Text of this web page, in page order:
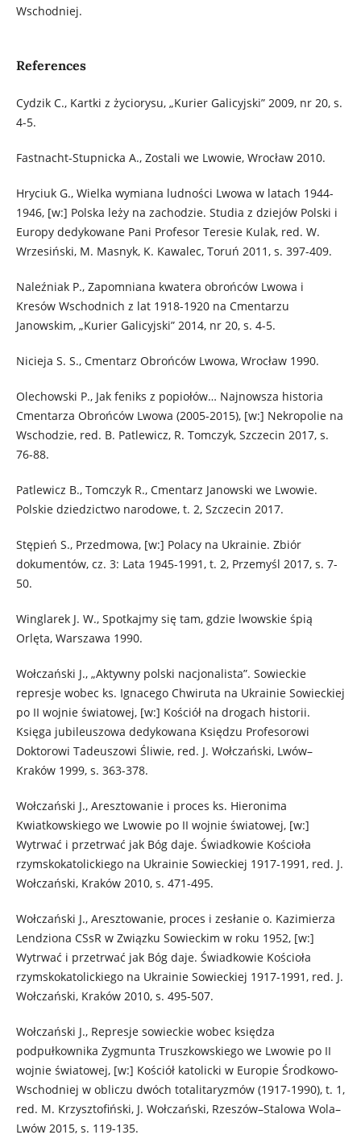
Wschodniej.
References
Cydzik C., Kartki z życiorysu, „Kurier Galicyjski” 2009, nr 20, s.
4-5.
Fastnacht-Stupnicka A., Zostali we Lwowie, Wrocław 2010.
Hryciuk G., Wielka wymiana ludności Lwowa w latach 1944-
1946, [w:] Polska leży na zachodzie. Studia z dziejów Polski i
Europy dedykowane Pani Profesor Teresie Kulak, red. W.
Wrzesiński, M. Masnyk, K. Kawalec, Toruń 2011, s. 397-409.
Naleźniak P., Zapomniana kwatera obrońców Lwowa i
Kresów Wschodnich z lat 1918-1920 na Cmentarzu
Janowskim, „Kurier Galicyjski” 2014, nr 20, s. 4-5.
Nicieja S. S., Cmentarz Obrońców Lwowa, Wrocław 1990.
Olechowski P., Jak feniks z popiołów… Najnowsza historia
Cmentarza Obrońców Lwowa (2005-2015), [w:] Nekropolie na
Wschodzie, red. B. Patlewicz, R. Tomczyk, Szczecin 2017, s.
76-88.
Patlewicz B., Tomczyk R., Cmentarz Janowski we Lwowie.
Polskie dziedzictwo narodowe, t. 2, Szczecin 2017.
Stępień S., Przedmowa, [w:] Polacy na Ukrainie. Zbiór
dokumentów, cz. 3: Lata 1945-1991, t. 2, Przemyśl 2017, s. 7-
50.
Winglarek J. W., Spotkajmy się tam, gdzie lwowskie śpią
Orlęta, Warszawa 1990.
Wołczański J., „Aktywny polski nacjonalista”. Sowieckie
represje wobec ks. Ignacego Chwiruta na Ukrainie Sowieckiej
po II wojnie światowej, [w:] Kościół na drogach historii.
Księga jubileuszowa dedykowana Księdzu Profesorowi
Doktorowi Tadeuszowi Śliwie, red. J. Wołczański, Lwów–
Kraków 1999, s. 363-378.
Wołczański J., Aresztowanie i proces ks. Hieronima
Kwiatkowskiego we Lwowie po II wojnie światowej, [w:]
Wytrwać i przetrwać jak Bóg daje. Świadkowie Kościoła
rzymskokatolickiego na Ukrainie Sowieckiej 1917-1991, red. J.
Wołczański, Kraków 2010, s. 471-495.
Wołczański J., Aresztowanie, proces i zesłanie o. Kazimierza
Lendziona CSsR w Związku Sowieckim w roku 1952, [w:]
Wytrwać i przetrwać jak Bóg daje. Świadkowie Kościoła
rzymskokatolickiego na Ukrainie Sowieckiej 1917-1991, red. J.
Wołczański, Kraków 2010, s. 495-507.
Wołczański J., Represje sowieckie wobec księdza
podpułkownika Zygmunta Truszkowskiego we Lwowie po II
wojnie światowej, [w:] Kościół katolicki w Europie Środkowo-
Wschodniej w obliczu dwóch totalitaryzmów (1917-1990), t. 1,
red. M. Krzysztofiński, J. Wołczański, Rzeszów–Stalowa Wola–
Lwów 2015, s. 119-135.